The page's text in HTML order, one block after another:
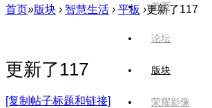
首页
论坛
版块
荣耀影像
首页»版块 › 智慧生活 › 平板 ›更新了117
更新了117
[复制帖子标题和链接]